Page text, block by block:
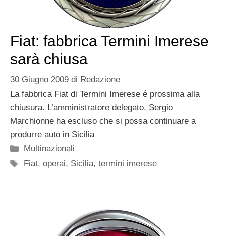
Fiat: fabbrica Termini Imerese
sarà chiusa
30 Giugno 2009 di Redazione
La fabbrica Fiat di Termini Imerese é prossima alla
chiusura. L’amministratore delegato, Sergio
Marchionne ha escluso che si possa continuare a
produrre auto in Sicilia
Categorie
Multinazionali
Tag
Fiat,operai, Sicilia,termini imerese